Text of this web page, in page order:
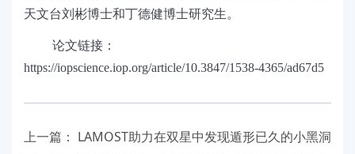
天文台刘彬博士和丁德健博士研究生。
论文链接：
https://iopscience.iop.org/article/10.3847/1538-4365/ad67d5
上一篇： LAMOST助力在双星中发现遁形已久的小黑洞